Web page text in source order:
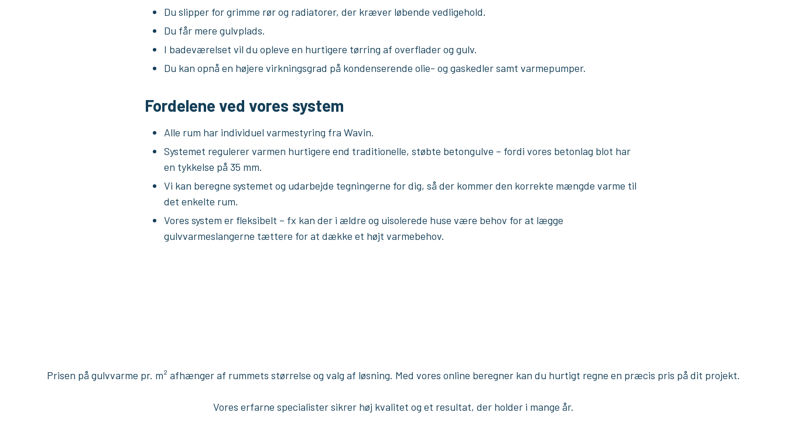
Du slipper for grimme rør og radiatorer, der kræver løbende vedligehold.
Du får mere gulvplads.
I badeværelset vil du opleve en hurtigere tørring af overflader og gulv.
Du kan opnå en højere virkningsgrad på kondenserende olie- og gaskedler samt varmepumper.
Fordelene ved vores system
Alle rum har individuel varmestyring fra Wavin.
Systemet regulerer varmen hurtigere end traditionelle, støbte betongulve – fordi vores betonlag blot har
en tykkelse på 35 mm.
Vi kan beregne systemet og udarbejde tegningerne for dig, så der kommer den korrekte mængde varme til
det enkelte rum.
Vores system er fleksibelt – fx kan der i ældre og uisolerede huse være behov for at lægge
gulvvarmeslangerne tættere for at dække et højt varmebehov.
​Prisen på gulvvarme pr. m² afhænger af rummets størrelse og valg af løsning. Med vores online beregner kan du hurtigt regne en præcis pris på dit projekt.
Vores erfarne specialister sikrer høj kvalitet og et resultat, der holder i mange år.